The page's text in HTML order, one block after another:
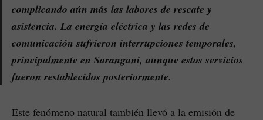
complicando aún más las labores de rescate y
asistencia. La energía eléctrica y las redes de
comunicación sufrieron interrupciones temporales,
principalmente en Sarangani, aunque estos servicios
fueron restablecidos posteriormente.
Este fenómeno natural también llevó a la emisión de